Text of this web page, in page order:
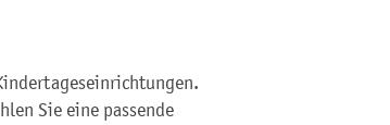
Sie eine passende